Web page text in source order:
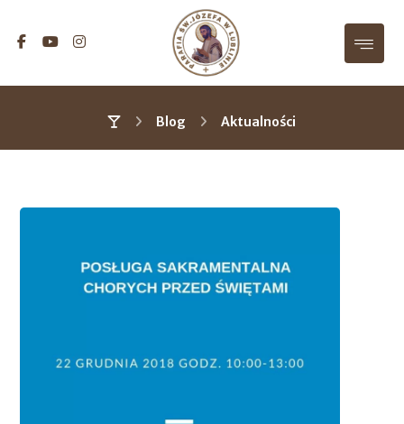
Blog Aktualności